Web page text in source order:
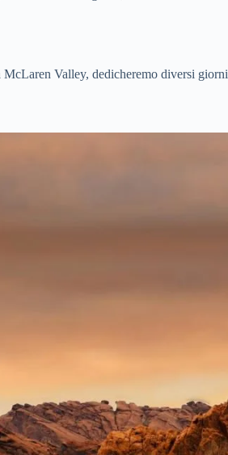
Valley, dedicheremo diversi